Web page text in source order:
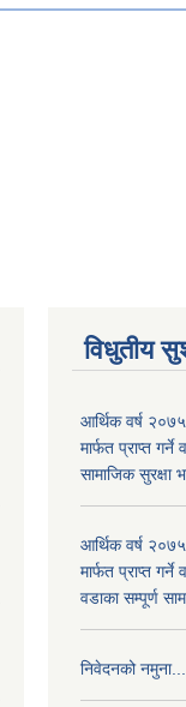
विधुतीय
आर्थिक वर्ष
मार्फत प्राप्त
सामाजिक सुरक्षा
आर्थिक वर्ष
मार्फत प्राप्त
वडाका सम्पूर्ण
निवेदनको नमुना....